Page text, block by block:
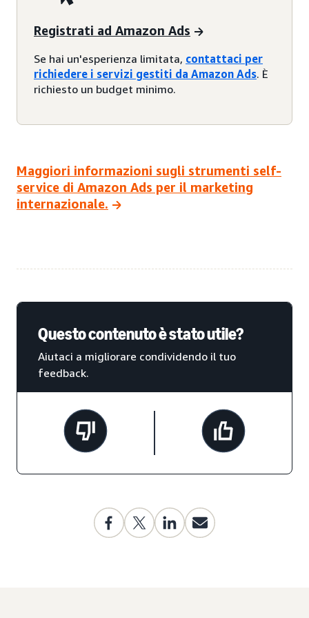
Registrati ad Amazon Ads
Se hai un'esperienza limitata, contattaci per
richiedere i servizi gestiti da Amazon Ads. È
richiesto un budget minimo.
Maggiori informazioni sugli strumenti self-
service di Amazon Ads per il marketing
internazionale.
Questo contenuto è stato utile?
Aiutaci a migliorare condividendo il tuo
feedback.